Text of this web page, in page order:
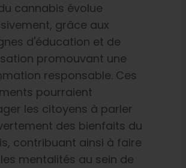
cannabis évolue
grâce aux
d'éducation et de
promouvant une
responsable. Ces
pourraient
les citoyens à parler
des bienfaits du
contribuant ainsi à faire
mentalités au sein de